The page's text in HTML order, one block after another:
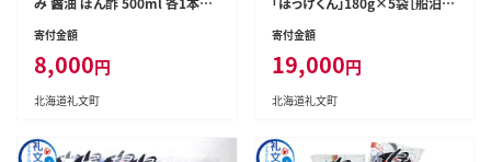
［船泊漁業協同組合］【 昆布 だし
醤油 調味料 詰め合わせ セット
和食 贈答 ギフト 】
寄付金額
8,000円
北海道礼文町
業協同組合］【 ほっけ ホッケ 燻
まみ 酒の肴 海鮮 魚介 北海道産
絶品 】
寄付金額
19,000円
北海道礼文町